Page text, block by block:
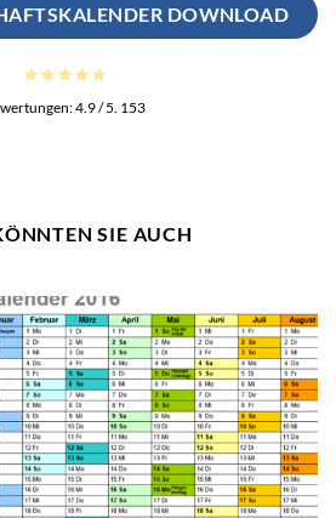
DOWNLOAD
4.9/ 5. 153
SIE AUCH